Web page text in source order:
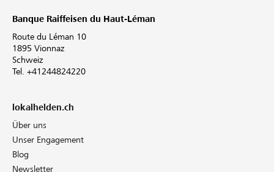
Banque Raiffeisen du Haut-Léman
Route du Léman 10
1895 Vionnaz
Schweiz
Tel. +41244824220
lokalhelden.ch
Über uns
Unser Engagement
Blog
Newsletter